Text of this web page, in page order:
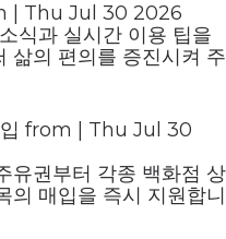
Thu Jul 30 2026
식과 실시간 이용 팁을
삶의 편의를 증진시켜 주
from
Thu Jul 30
유권부터 각종 백화점 상
의 매입을 즉시 지원합니